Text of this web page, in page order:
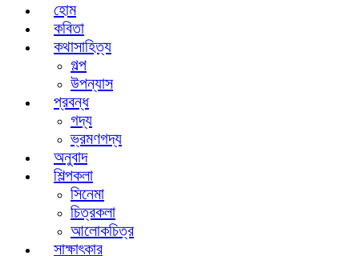
হোম
কবিতা
কথাসাহিত্য
গল্প
উপন্যাস
প্রবন্ধ
গদ্য
ভ্রমণগদ্য
অনুবাদ
শিল্পকলা
সিনেমা
চিত্রকলা
আলোকচিত্র
সাক্ষাৎকার